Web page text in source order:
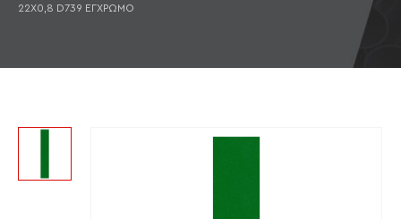
22X0,8 D739 ΕΓΧΡΩΜΟ